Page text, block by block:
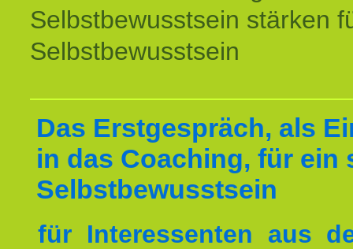
Selbstbewusstsein stärken
Selbstbewusstsein
Das Erstgespräch, als
in das Coaching, für ein
Selbstbewusstsein
für Interessenten aus